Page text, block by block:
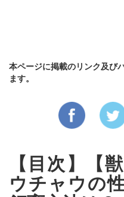
本ページに掲載のリンク及び
ます。
【目次】【
ウチャウの